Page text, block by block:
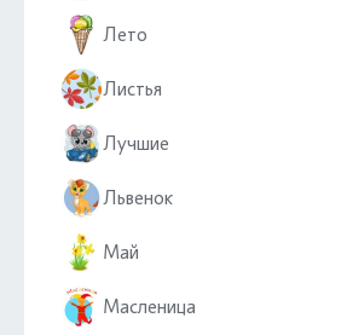
Лето
Листья
Лучшие
Львенок
Май
Масленица